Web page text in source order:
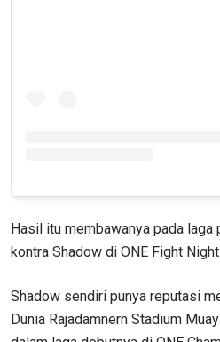
Hasil itu membawanya pada
kontra Shadow di ONE Fight
Shadow sendiri punya reputasi
Dunia Rajadamnern Stadium